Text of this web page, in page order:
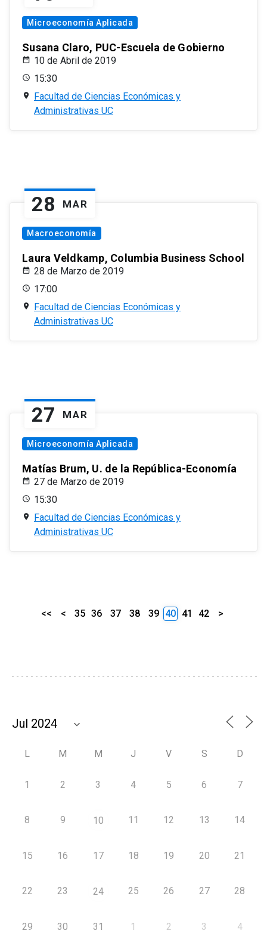
Microeconomía Aplicada
Susana Claro, PUC-Escuela de Gobierno
10 de Abril de 2019
15:30
Facultad de Ciencias Económicas y
Administrativas UC
28 MAR
Macroeconomía
Laura Veldkamp, Columbia Business School
28 de Marzo de 2019
17:00
Facultad de Ciencias Económicas y
Administrativas UC
27 MAR
Microeconomía Aplicada
Matías Brum, U. de la República-Economía
27 de Marzo de 2019
15:30
Facultad de Ciencias Económicas y
Administrativas UC
<< < 35 36 37 38 39 40 41 42 >
L M M J V S D
1 2 3 4 5 6 7
8 9 10 11 12 13 14
15 16 17 18 19 20 21
22 23 24 25 26 27 28
29 30 31 1 2 3 4